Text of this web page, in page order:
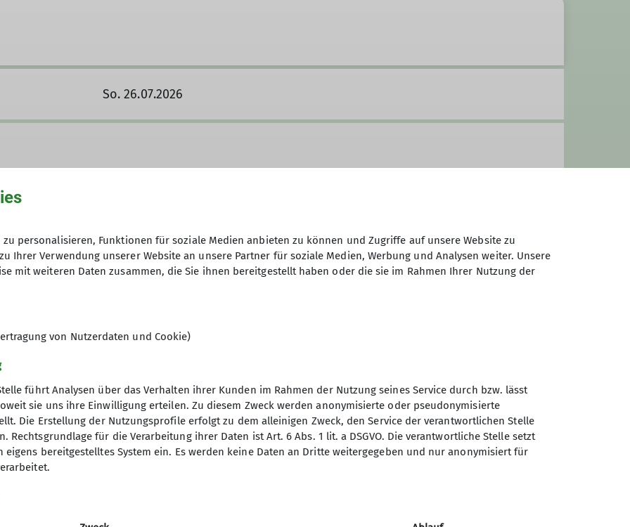
So. 26.07.2026
Sektion Prien am Chiemsee
des Deutschen Alpenvereins
e.V.
Buchenstraße 17
personalisieren, Funktionen für soziale Medien anbieten zu können und Zugriffe auf unsere Website zu
Ihrer Verwendung unserer Website an unsere Partner für soziale Medien, Werbung und Analysen weiter. Unsere
mit weiteren Daten zusammen, die Sie ihnen bereitgestellt haben oder die sie im Rahmen Ihrer Nutzung der
von Nutzerdaten und Cookie)
führt Analysen über das Verhalten ihrer Kunden im Rahmen der Nutzung seines Service durch bzw. lässt
sie uns ihre Einwilligung erteilen. Zu diesem Zweck werden anonymisierte oder pseudonymisierte
Die Erstellung der Nutzungsprofile erfolgt zu dem alleinigen Zweck, den Service der verantwortlichen Stelle
Rechtsgrundlage für die Verarbeitung ihrer Daten ist Art. 6 Abs. 1 lit. a DSGVO. Die verantwortliche Stelle setzt
eigens bereitgestelltes System ein. Es werden keine Daten an Dritte weitergegeben und nur anonymisiert für